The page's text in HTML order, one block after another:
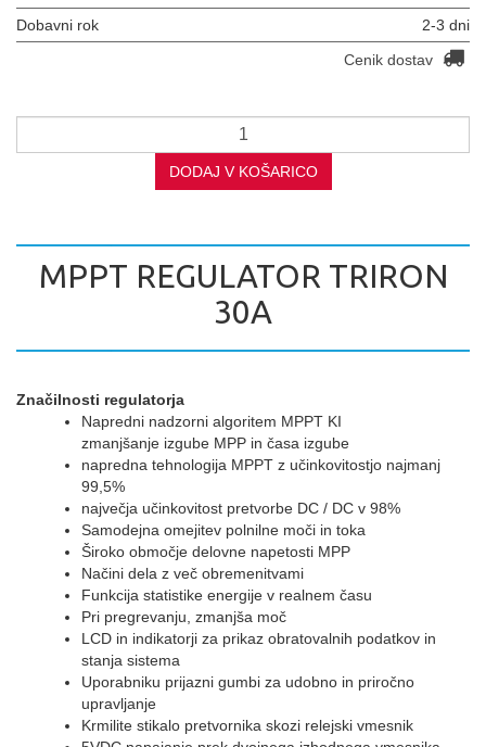
Dobavni rok
2-3 dni
Cenik dostav
DODAJ V KOŠARICO
MPPT REGULATOR TRIRON
30A
Značilnosti regulatorja
Napredni nadzorni algoritem MPPT KI
zmanjšanje izgube MPP in časa izgube
napredna tehnologija MPPT z učinkovitostjo najmanj
99,5%
največja učinkovitost pretvorbe DC / DC v 98%
Samodejna omejitev polnilne moči in toka
Široko območje delovne napetosti MPP
Načini dela z več obremenitvami
Funkcija statistike energije v realnem času
Pri pregrevanju, zmanjša moč
LCD in indikatorji za prikaz obratovalnih podatkov in
stanja sistema
Uporabniku prijazni gumbi za udobno in priročno
upravljanje
Krmilite stikalo pretvornika skozi relejski vmesnik